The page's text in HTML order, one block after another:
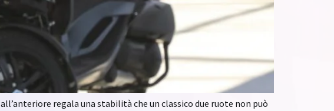
regala una stabilità che un classico due ruote non può